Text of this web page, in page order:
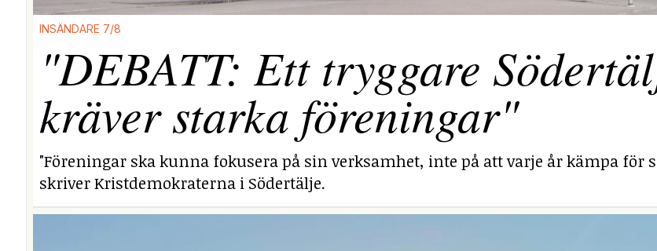
INSÄNDARE 7/8
"DEBATT: Ett tryggare
kräver starka föreningar"
"Föreningar ska kunna fokusera på sin verksamhet, inte på att varje år kämpa för
skriver Kristdemokraterna i Södertälje.